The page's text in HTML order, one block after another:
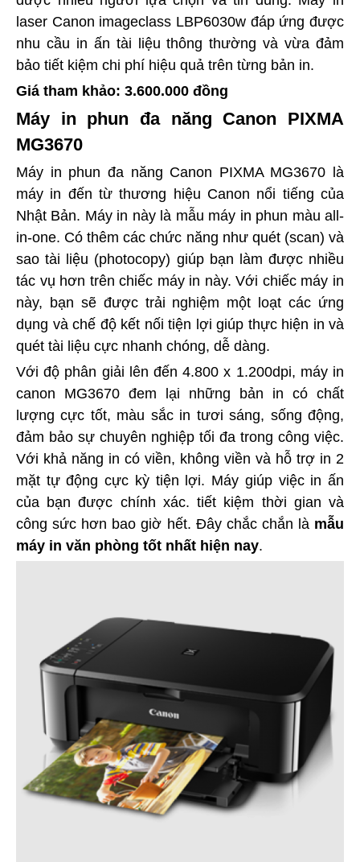
laser Canon imageclass LBP6030w đáp ứng được
nhu cầu in ấn tài liệu thông thường và vừa đảm
bảo tiết kiệm chi phí hiệu quả trên từng bản in.
Giá tham khảo: 3.600.000 đồng
Máy in phun đa năng Canon PIXMA
MG3670
Máy in phun đa năng Canon PIXMA MG3670 là
máy in đến từ thương hiệu Canon nổi tiếng của
Nhật Bản. Máy in này là mẫu máy in phun màu all-
in-one. Có thêm các chức năng như quét (scan) và
sao tài liệu (photocopy) giúp bạn làm được nhiều
tác vụ hơn trên chiếc máy in này. Với chiếc máy in
này, bạn sẽ được trải nghiệm một loạt các ứng
dụng và chế độ kết nối tiện lợi giúp thực hiện in và
quét tài liệu cực nhanh chóng, dễ dàng.
Với độ phân giải lên đến 4.800 x 1.200dpi, máy in
canon MG3670 đem lại những bản in có chất
lượng cực tốt, màu sắc in tươi sáng, sống động,
đảm bảo sự chuyên nghiệp tối đa trong công việc.
Với khả năng in có viền, không viền và hỗ trợ in 2
mặt tự động cực kỳ tiện lợi. Máy giúp việc in ấn
của bạn được chính xác. tiết kiệm thời gian và
công sức hơn bao giờ hết. Đây chắc chắn là mẫu
máy in văn phòng tốt nhất hiện nay.